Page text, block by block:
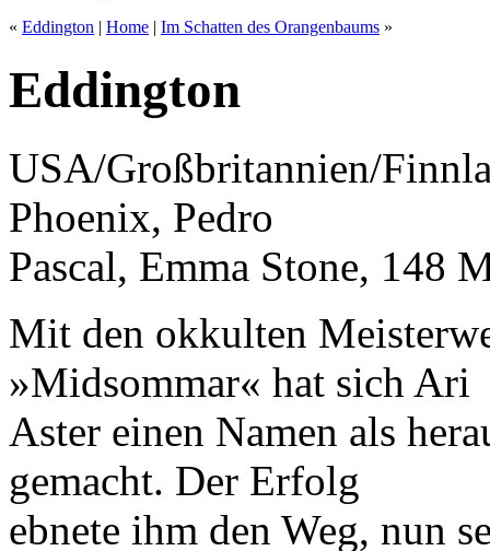
« Eddington | Home | Im Schatten des Orangenbaums »
Eddington
USA/Großbritannien/
Phoenix, Pedro
Pascal, Emma Stone, 148
Mit den okkulten
»Midsommar« hat sich Ari
Aster einen Namen als
gemacht. Der Erfolg
ebnete ihm den Weg, nun